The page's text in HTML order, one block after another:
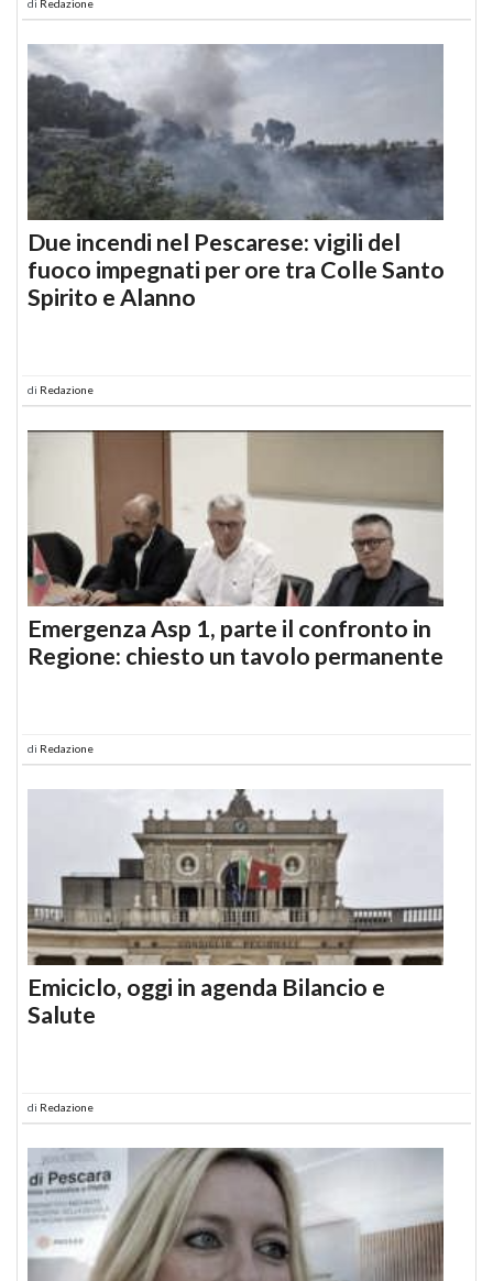
di Redazione
Due incendi nel Pescarese: vigili del
fuoco impegnati per ore tra Colle Santo
Spirito e Alanno
di Redazione
Emergenza Asp 1, parte il confronto in
Regione: chiesto un tavolo permanente
di Redazione
Emiciclo, oggi in agenda Bilancio e
Salute
di Redazione